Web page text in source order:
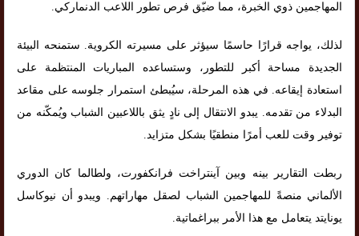
المهاجمين ذوي الخبرة، مما ضيّق فرص تطور اللاعب الدنماركي.
لذلك، يواجه قرارًا حاسمًا سيؤثر على مسيرته الكروية. ستمنحه البيئة
الجديدة مساحة أكبر للتطور، وستساعده المباريات المنتظمة على
استعادة إيقاعه. في هذه المرحلة، سيُبطئ استمرار جلوسه على مقاعد
البدلاء من تقدمه. يبدو الانتقال إلى نادٍ يثق باللاعبين الشباب ويُمكّنه من
توفير وقت للعب أمرًا منطقيًا بشكل متزايد.
ربطت التقارير بينه وبين آينتراخت فرانكفورت، ولطالما كان الدوري
الألماني منصةً للمهاجمين الشباب لصقل مهاراتهم. ويبدو أن نيوكاسل
يونايتد يتعامل مع هذا الأمر ببراغماتية.